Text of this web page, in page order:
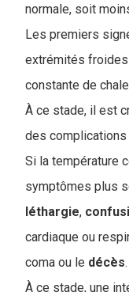
normale, soit
Les premiers
extrémités froides
constante de
À ce stade, il est
des complications
Si la température
symptômes plus
léthargie,
cardiaque ou
coma ou le décès.
À ce stade, une